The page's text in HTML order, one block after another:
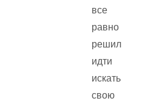
все
равно
решил
идти
искать
свою